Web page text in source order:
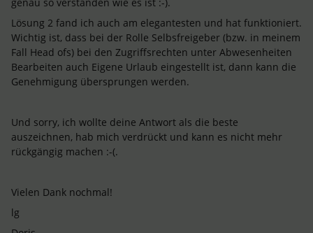
Lösung 2 fand ich auch am elegantesten und hat funktioniert.
Wichtig ist, dass bei der Rolle Selbsfreigeber (bzw. in meinem
Fall Head ofs) bei den Zugriffsrechten unter Abwesenheiten
Bearbeiten auch Eigene Urlaub eingestellt ist, dann kann die
Genehmigung übersprungen werden.
Und sorry, ich wollte deine Antwort als die beste
auszeichnen, hab mich verdrückt und kann es nicht mehr
rückgängig machen :-(.
Vielen Dank nochmal!
lg